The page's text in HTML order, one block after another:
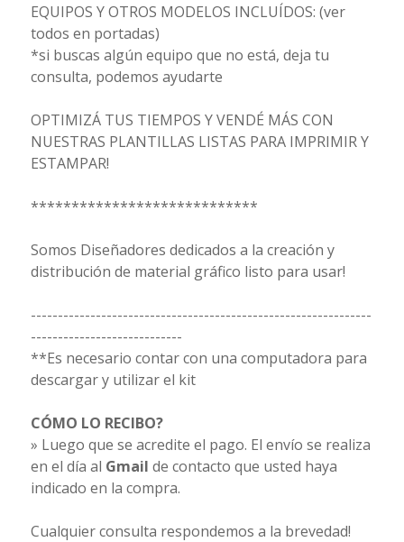
EQUIPOS Y OTROS MODELOS INCLUÍDOS: (ver
todos en portadas)
*si buscas algún equipo que no está, deja tu
consulta, podemos ayudarte
OPTIMIZÁ TUS TIEMPOS Y VENDÉ MÁS CON
NUESTRAS PLANTILLAS LISTAS PARA IMPRIMIR Y
ESTAMPAR!
****************************
Somos Diseñadores dedicados a la creación y
distribución de material gráfico listo para usar!
---------------------------------------------------------------
----------------------------
**Es necesario contar con una computadora para
descargar y utilizar el kit
CÓMO LO RECIBO?
» Luego que se acredite el pago. El envío se realiza
en el día al Gmail de contacto que usted haya
indicado en la compra.
Cualquier consulta respondemos a la brevedad!